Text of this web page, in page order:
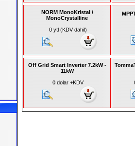
NORM MonoKristal /
MonoCrystalline
0 ytl (KDV dahil)
Off Grid Smart Inverter 7.2kW -
11kW
0 dolar +KDV